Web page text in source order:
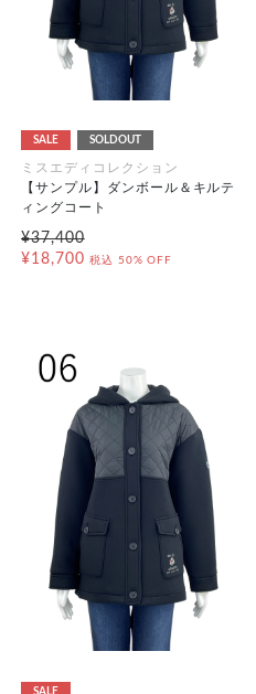
SALE SOLDOUT
ミスエディコレクション
【サンプル】ダンボール＆キルテ
ィングコート
¥37,400
¥18,700 税込 50% OFF
SALE